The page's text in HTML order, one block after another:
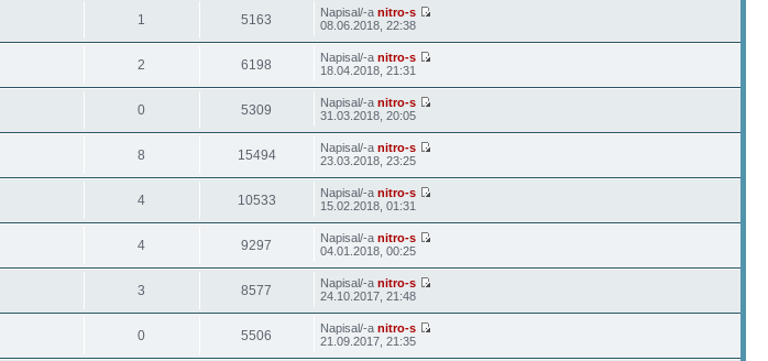
1 5163 Napisal/-anitro-s
08.06.2018, 22:38
2 6198 Napisal/-anitro-s
18.04.2018, 21:31
0 5309 Napisal/-anitro-s
31.03.2018, 20:05
8 15494 Napisal/-anitro-s
23.03.2018, 23:25
4 10533 Napisal/-anitro-s
15.02.2018, 01:31
4 9297 Napisal/-anitro-s
04.01.2018, 00:25
3 8577 Napisal/-anitro-s
24.10.2017, 21:48
0 5506 Napisal/-anitro-s
21.09.2017, 21:35